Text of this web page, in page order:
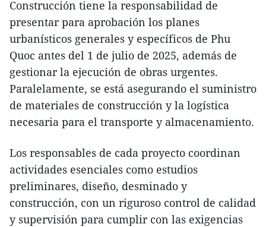
Construcción tiene la responsabilidad de
presentar para aprobación los planes
urbanísticos generales y específicos de Phu
Quoc antes del 1 de julio de 2025, además de
gestionar la ejecución de obras urgentes.
Paralelamente, se está asegurando el suministro
de materiales de construcción y la logística
necesaria para el transporte y almacenamiento.
Los responsables de cada proyecto coordinan
actividades esenciales como estudios
preliminares, diseño, desminado y
construcción, con un riguroso control de calidad
y supervisión para cumplir con las exigencias